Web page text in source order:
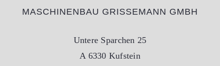
MASCHINENBAU GRISSEMANN GMBH
Untere Sparchen 25
A 6330 Kufstein